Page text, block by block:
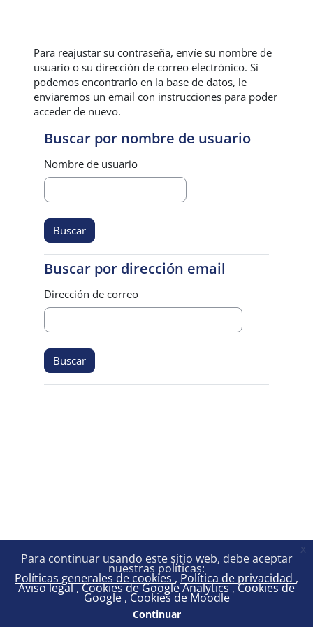
Para continuar usando este sitio web, debe aceptar
nuestras políticas:
Políticas generales de cookies Política de privacidad
Aviso legal Cookies de Google Analytics Cookies de
Google Cookies de Moodle
Continuar
x
Para reajustar su contraseña, envíe su nombre de
usuario o su dirección de correo electrónico. Si
podemos encontrarlo en la base de datos, le
enviaremos un email con instrucciones para poder
acceder de nuevo.
Buscar por nombre de usuario
Buscar por nombre de usuario
Nombre de usuario
Buscar por dirección email
Buscar por dirección email
Dirección de correo